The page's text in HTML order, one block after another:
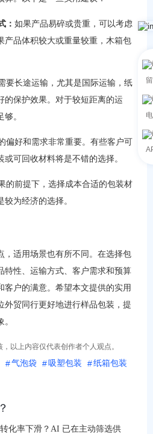
： 如果产品易碎或贵重，可以考虑
产品体积较大或重量较重，木箱包
要长途运输，尤其是国际运输，纸
的保护效果。对于较短距离的运
。
偏好和需求非常重要。有些客户可
可回收材料将是不错的选择。
的前提下，选择成本合适的包装材
为经济的选择。
，适用场景也有所不同。在选择包
特性、运输方式、客户需求和预算
客户的满意。希望本文提供的实用
外贸同行更好地进行样品包装，提
以上内容仅代表创作者个人观点。
气泡袋 吸塑包装
纸箱包装
化率下滑？AI 已在主动筛选供